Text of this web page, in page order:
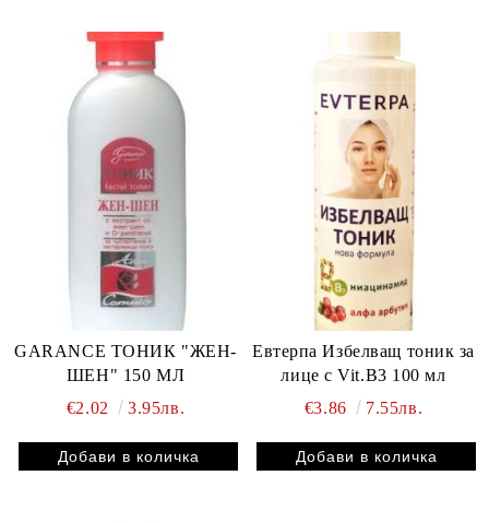
GARANCE ТОНИК "ЖЕН-
ШЕН" 150 МЛ
€2.02
3.95лв.
Евтерпа Избелващ тоник за
лице с Vit.В3 100 мл
€3.86
7.55лв.